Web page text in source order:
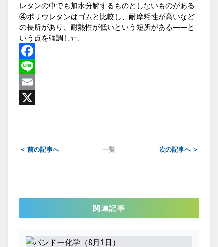
レタンの中でも加水分解するものとしないものがある
④ポリウレタンはゴムと比較し、耐摩耗性が高いなど
の長所があり、耐熱性が低いという短所がある――と
いう点を強調した。
Facebook
Line
Email
＜ 前の記事へ 一覧 次の記事へ ＞
関連記事